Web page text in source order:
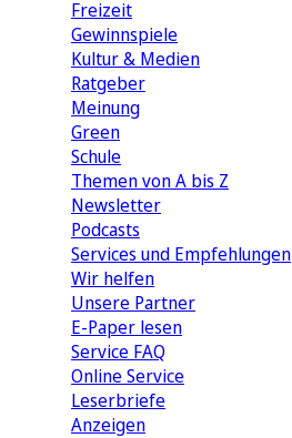
Freizeit
Gewinnspiele
Kultur & Medien
Ratgeber
Meinung
Green
Schule
Themen von A bis Z
Newsletter
Podcasts
Services und Empfehlungen
Wir helfen
Unsere Partner
E-Paper lesen
Service FAQ
Online Service
Leserbriefe
Anzeigen